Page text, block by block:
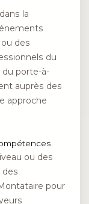
la
des
du
du porte-à-
auprès des
approche
ou des
pour